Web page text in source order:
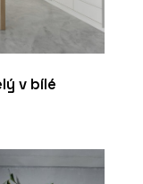
v bílé